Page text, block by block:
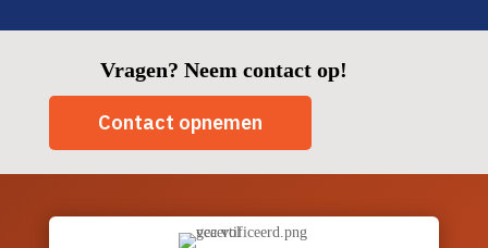
Vragen? Neem contact op!
Contact opnemen